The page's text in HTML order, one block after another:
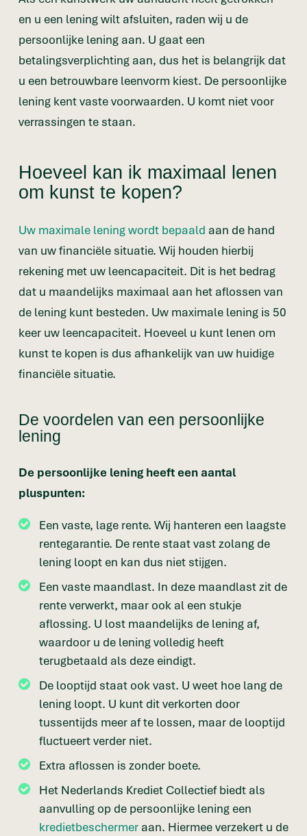
en u een lening wilt afsluiten, raden wij u de
persoonlijke lening aan. U gaat een
betalingsverplichting aan, dus het is belangrijk dat
u een betrouwbare leenvorm kiest. De persoonlijke
lening kent vaste voorwaarden. U komt niet voor
verrassingen te staan.
Hoeveel kan ik maximaal lenen
om kunst te kopen?
Uw maximale lening wordt bepaald aan de hand
van uw financiële situatie. Wij houden hierbij
rekening met uw leencapaciteit. Dit is het bedrag
dat u maandelijks maximaal aan het aflossen van
de lening kunt besteden. Uw maximale lening is 50
keer uw leencapaciteit. Hoeveel u kunt lenen om
kunst te kopen is dus afhankelijk van uw huidige
financiële situatie.
De voordelen van een persoonlijke
lening
De persoonlijke lening heeft een aantal
pluspunten:
Een vaste, lage rente. Wij hanteren een laagste
rentegarantie. De rente staat vast zolang de
lening loopt en kan dus niet stijgen.
Een vaste maandlast. In deze maandlast zit de
rente verwerkt, maar ook al een stukje
aflossing. U lost maandelijks de lening af,
waardoor u de lening volledig heeft
terugbetaald als deze eindigt.
De looptijd staat ook vast. U weet hoe lang de
lening loopt. U kunt dit verkorten door
tussentijds meer af te lossen, maar de looptijd
fluctueert verder niet.
Extra aflossen is zonder boete.
Het Nederlands Krediet Collectief biedt als
aanvulling op de persoonlijke lening een
kredietbeschermer aan. Hiermee verzekert u de